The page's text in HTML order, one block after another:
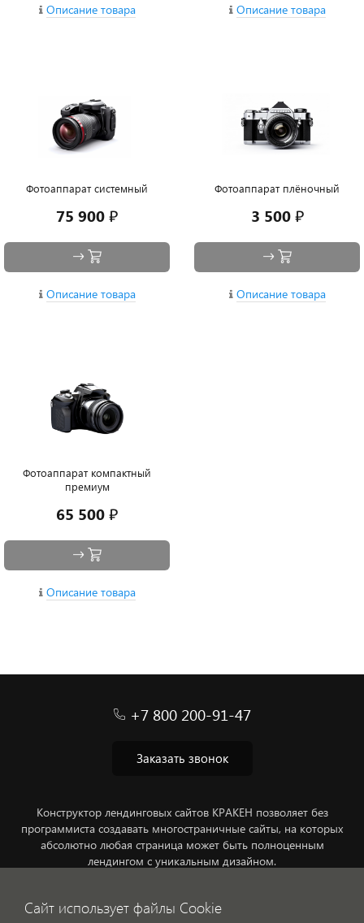
Описание товара Описание товара
Фотоаппарат системный
75 900 ₽
Описание товара
Фотоаппарат плёночный
3 500 ₽
Описание товара
Фотоаппарат компактный
премиум
65 500 ₽
Описание товара
+7 800 200-91-47
Заказать звонок
Конструктор лендинговых сайтов КРАКЕН позволяет без
программиста создавать многостраничные сайты, на которых
абсолютно любая страница может быть полноценным
лендингом с уникальным дизайном.
Сайт использует файлы Cookie